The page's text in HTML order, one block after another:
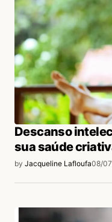
Descanso
sua saúde
by Jacqueline Lafloufa08/